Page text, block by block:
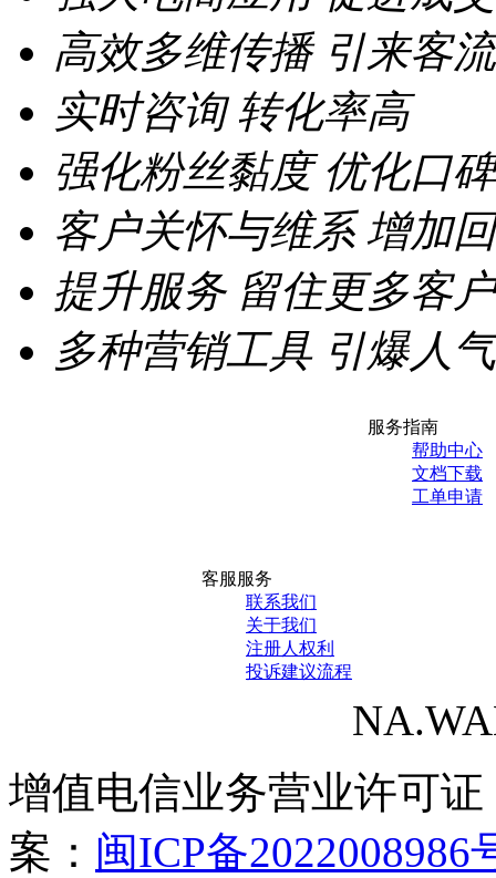
高效多维传播 引来客
实时咨询 转化率高
强化粉丝黏度 优化口
客户关怀与维系 增加
提升服务 留住更多客户
多种营销工具 引爆人气
服务指南
帮助中心
文档下载
工单申请
客服服务
联系我们
关于我们
注册人权利
投诉建议流程
增值电信业务营业许可证
案： 闽ICP备2022008986